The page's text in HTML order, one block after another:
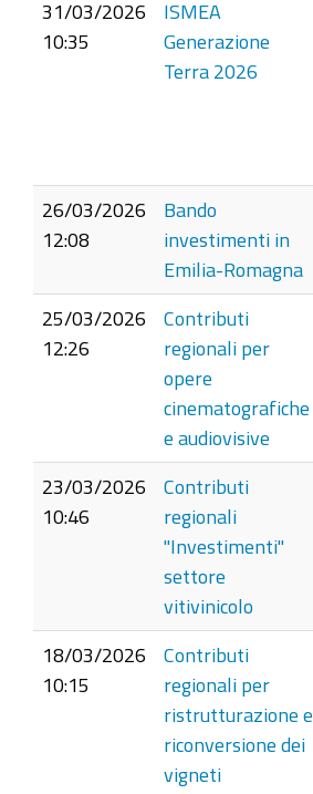
31/03/2026
10:35
ISMEA
Generazione
Terra 2026
26/03/2026
12:08
Bando
investimenti in
Emilia-Romagna
25/03/2026
12:26
Contributi
regionali per
opere
cinematografiche
e audiovisive
23/03/2026
10:46
Contributi
regionali
"Investimenti"
settore
vitivinicolo
18/03/2026
10:15
Contributi
regionali per
ristrutturazione e
riconversione dei
vigneti